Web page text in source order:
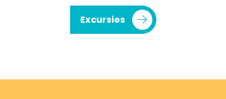
Excursies